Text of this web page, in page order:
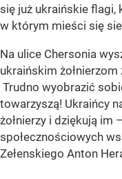
się już ukraińskie flagi,
w którym mieści się
Na ulice Chersonia
ukraińskim
Trudno wyobrazić
towarzyszą! Ukraińcy
żołnierzy i dziękują im
społecznościowych
Zełenskiego Anton